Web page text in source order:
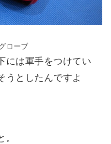
ローブ
には軍手をつけてい
うとしたんですよ